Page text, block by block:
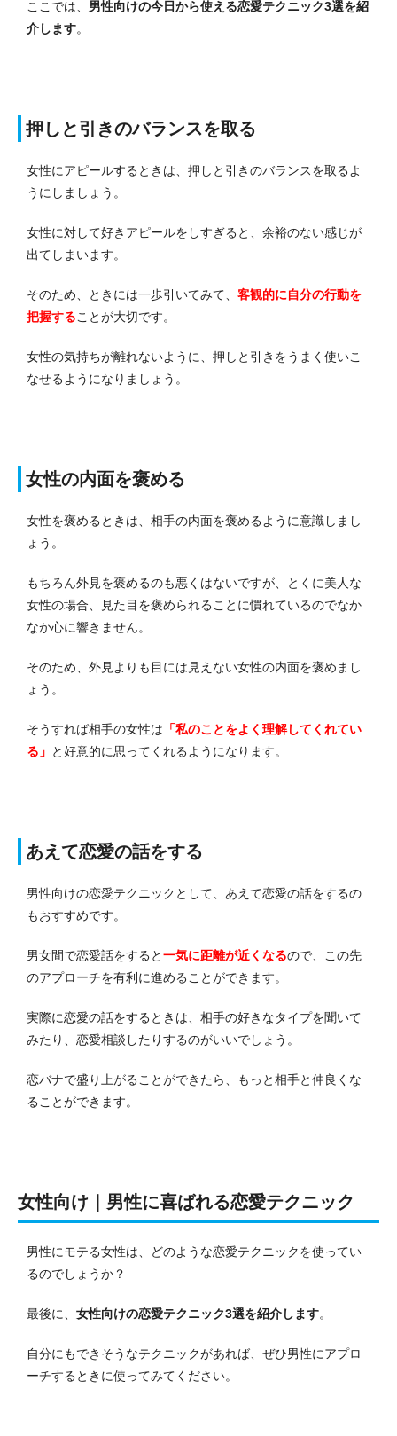
ここでは、 男性向けの今日から使える恋愛テクニック3選を紹
介します。
押しと引きのバランスを取る
女性にアピールするときは、押しと引きのバランスを取るよ
うにしましょう。
女性に対して好きアピールをしすぎると、余裕のない感じが
出てしまいます。
そのため、ときには一歩引いてみて、 客観的に自分の行動を
把握することが大切です。
女性の気持ちが離れないように、押しと引きをうまく使いこ
なせるようになりましょう。
女性の内面を褒める
女性を褒めるときは、相手の内面を褒めるように意識しまし
ょう。
もちろん外見を褒めるのも悪くはないですが、とくに美人な
女性の場合、見た目を褒められることに慣れているのでなか
なか心に響きません。
そのため、外見よりも目には見えない女性の内面を褒めまし
ょう。
そうすれば相手の女性は 「私のことをよく理解してくれてい
る」 と好意的に思ってくれるようになります。
あえて恋愛の話をする
男性向けの恋愛テクニックとして、あえて恋愛の話をするの
もおすすめです。
男女間で恋愛話をすると一気に距離が近くなるので、この先
のアプローチを有利に進めることができます。
実際に恋愛の話をするときは、相手の好きなタイプを聞いて
みたり、恋愛相談したりするのがいいでしょう。
恋バナで盛り上がることができたら、もっと相手と仲良くな
ることができます。
女性向け｜男性に喜ばれる恋愛テクニック
男性にモテる女性は、どのような恋愛テクニックを使ってい
るのでしょうか？
最後に、 女性向けの恋愛テクニック3選を紹介します。
自分にもできそうなテクニックがあれば、ぜひ男性にアプロ
ーチするときに使ってみてください。